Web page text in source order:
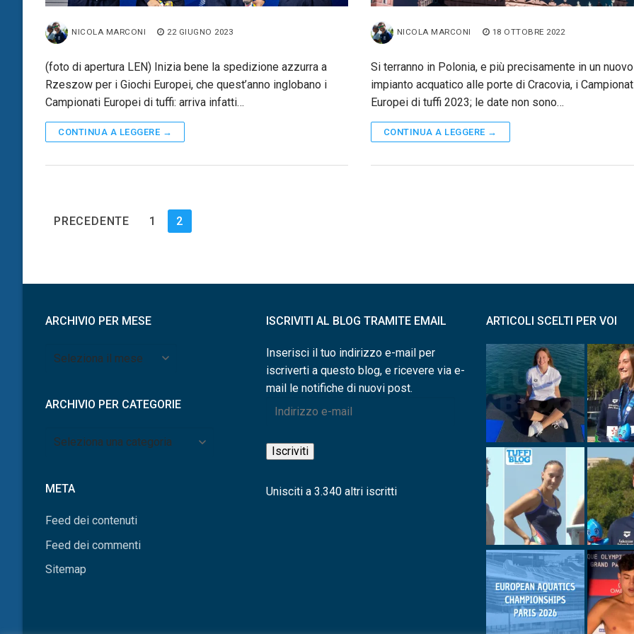
NICOLA MARCONI 22 GIUGNO 2023
(foto di apertura LEN) Inizia bene la spedizione azzurra a
Rzeszow per i Giochi Europei, che quest’anno inglobano i
Campionati Europei di tuffi: arriva infatti…
CONTINUA A LEGGERE →
NICOLA MARCONI 18 OTTOBRE 2022
Si terranno in Polonia, e più precisamente in un nuovo
impianto acquatico alle porte di Cracovia, i
Europei di tuffi 2023; le date non sono…
CONTINUA A LEGGERE →
Paginazione
PRECEDENTE 1 2
ARCHIVIO PER MESE
Archivio
ARCHIVIO PER CATEGORIE
Archivio
META
Feed dei contenuti
Feed dei commenti
Sitemap
ISCRIVITI AL BLOG TRAMITE EMAIL
Inserisci il tuo indirizzo e-mail per
iscriverti a questo blog, e ricevere via e-
mail le notifiche di nuovi post.
Indirizzo
mail
Iscriviti
Unisciti a 3.340 altri iscritti
ARTICOLI SCELTI PER VOI